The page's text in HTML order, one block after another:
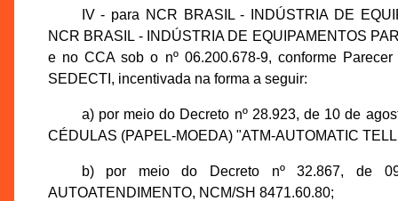
IV - para NCR BRASIL - INDÚSTRIA DE
NCR BRASIL - INDÚSTRIA DE EQUIPAMENTOS
e no CCA sob o nº 06.200.678-9, conforme
SEDECTI, incentivada na forma a seguir:
a) por meio do Decreto nº 28.923, de 10 de
CÉDULAS (PAPEL-MOEDA) "ATM-AUTOMATIC
b) por meio do Decreto nº 32.867, de
AUTOATENDIMENTO, NCM/SH 8471.60.80;